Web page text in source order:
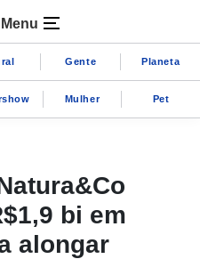
Menu
Gente Planeta
Mulher Pet
bi em
alongar